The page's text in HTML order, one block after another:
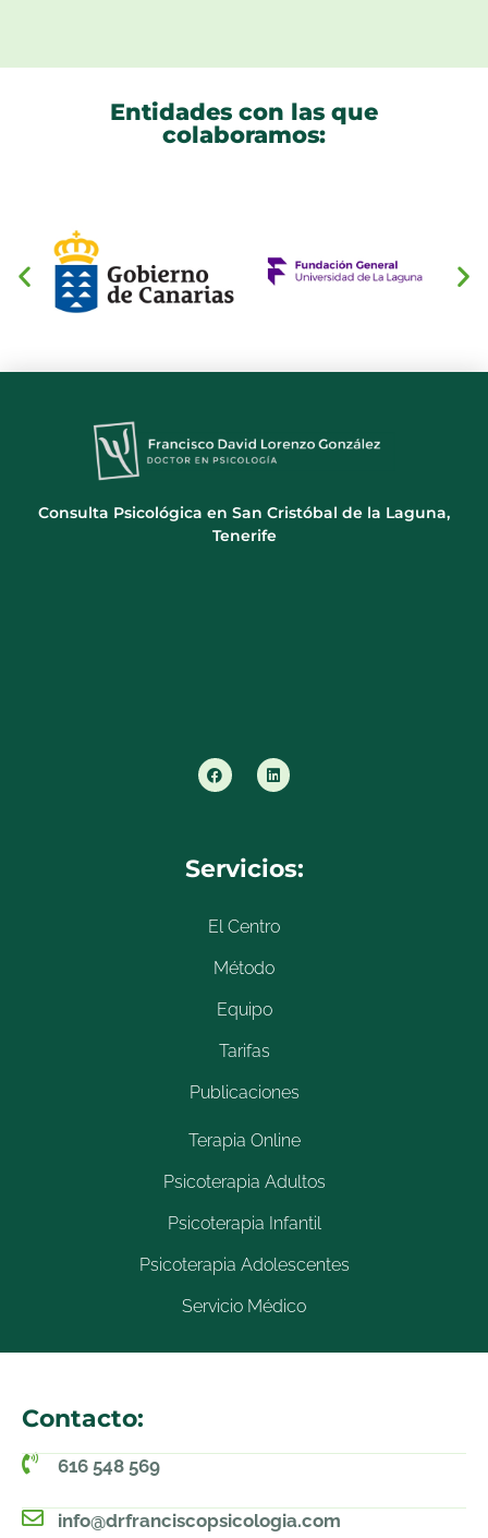
Entidades con las que
colaboramos:
Consulta Psicológica en San Cristóbal de la Laguna,
Tenerife
Servicios:
El Centro
Método
Equipo
Tarifas
Publicaciones
Terapia Online
Psicoterapia Adultos
Psicoterapia Infantil
Psicoterapia Adolescentes
Servicio Médico
Contacto:
616 548 569
info@drfranciscopsicologia.com